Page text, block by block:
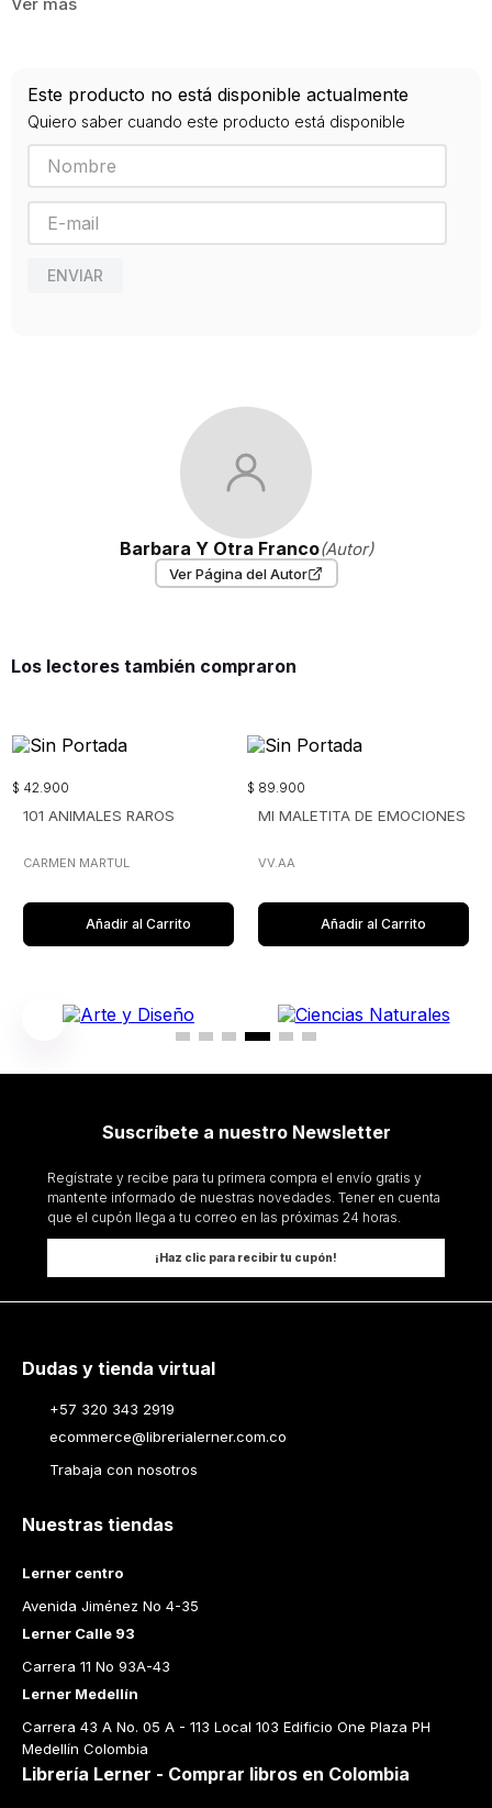
9788417127695
Editorial
GRIBAUDO
Año de publicación
2019
Este producto no está disponible actualmente
Quiero saber cuando este producto está disponible
ENVIAR
Barbara Y Otra Franco(Autor)
Ver Página del Autor
Los lectores también compraron
$ 42.900
101 ANIMALES RAROS
CARMEN MARTUL
Añadir al Carrito
$ 89.900
MI MALETITA DE EMOCIONES
VV.AA
Añadir al Carrito
Suscríbete a nuestro Newsletter
Regístrate y recibe para tu primera compra el envío gratis y
mantente informado de nuestras novedades. Tener en cuenta
que el cupón llega a tu correo en las próximas 24 horas.
¡Haz clic para recibir tu cupón!
Dudas y tienda virtual
+57 320 343 2919
ecommerce@librerialerner.com.co
Trabaja con nosotros
Nuestras tiendas
Lerner centro
Avenida Jiménez No 4-35
Lerner Calle 93
Carrera 11 No 93A-43
Lerner Medellín
Carrera 43 A No. 05 A - 113 Local 103 Edificio One Plaza PH
Medellín Colombia
Librería Lerner - Comprar libros en Colombia